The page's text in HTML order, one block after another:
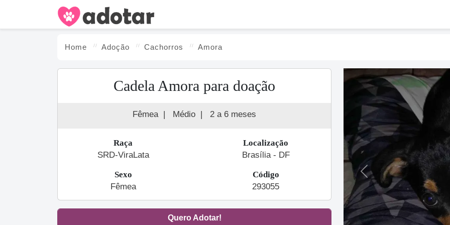
Home Adoção Cachorros Amora
Cadela Amora para doação
Fêmea | Médio | 2 a 6 meses
Raça
SRD-ViraLata
Localização
Brasília - DF
Sexo
Fêmea
Código
293055
Quero Adotar!
Previous